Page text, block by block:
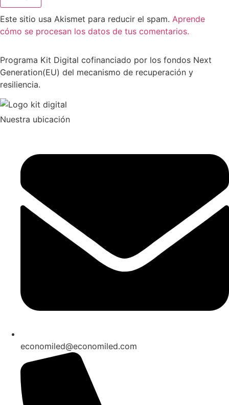
Este sitio usa Akismet para reducir el spam. Aprende
cómo se procesan los datos de tus comentarios.
Programa Kit Digital cofinanciado por los fondos Next
Generation(EU) del mecanismo de recuperación y
resiliencia.
Nuestra ubicación
economiled@economiled.com